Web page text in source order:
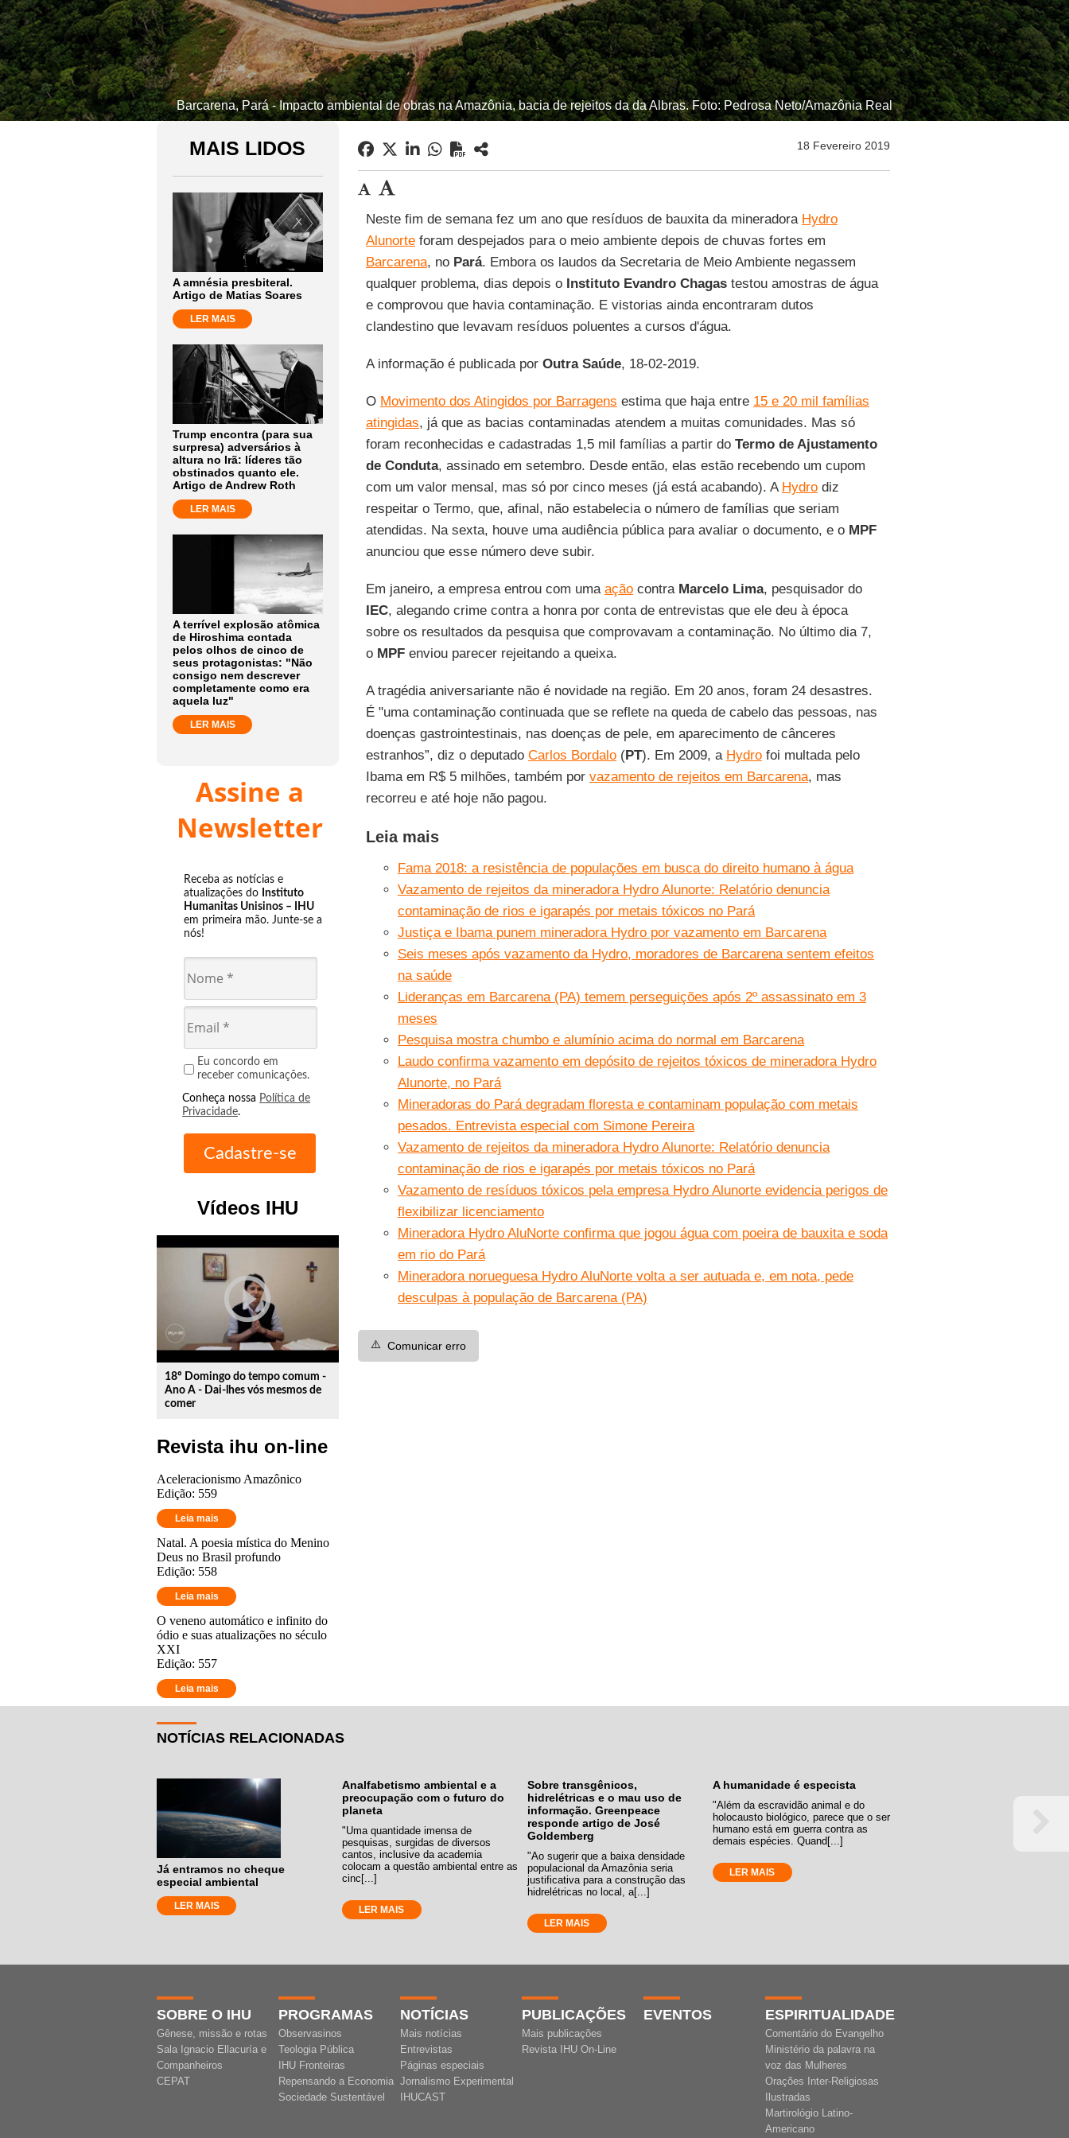
Barcarena, Pará - Impacto ambiental de obras na Amazônia, bacia de rejeitos da da Albras. Foto: Pedrosa Neto/Amazônia Real
MAIS LIDOS
A amnésia presbiteral.
Artigo de Matias Soares
LER MAIS
Trump encontra (para sua
surpresa) adversários à
altura no Irã: líderes tão
obstinados quanto ele.
Artigo de Andrew Roth
LER MAIS
A terrível explosão atômica
de Hiroshima contada
pelos olhos de cinco de
seus protagonistas: "Não
consigo nem descrever
completamente como era
aquela luz"
LER MAIS
Assine a
Newsletter
Receba as notícias e
atualizações do Instituto
Humanitas Unisinos – IHU
em primeira mão. Junte-se a
nós!
Eu concordo em
receber comunicações.
Conheça nossa Política de
Privacidade.
Vídeos IHU
play_circle_outline
18º Domingo do tempo comum -
Ano A - Dai-lhes vós mesmos de
comer
Revista ihu on-line
Aceleracionismo Amazônico
Edição: 559
Leia mais
Natal. A poesia mística do Menino
Deus no Brasil profundo
Edição: 558
Leia mais
O veneno automático e infinito do
ódio e suas atualizações no século
XXI
Edição: 557
Leia mais
18 Fevereiro 2019
Neste fim de semana fez um ano que resíduos de bauxita da mineradora Hydro
Alunorteforam despejados para o meio ambiente depois de chuvas fortes em
Barcarena, no Pará. Embora os laudos da Secretaria de Meio Ambiente negassem
qualquer problema, dias depois o Instituto Evandro Chagastestou amostras de água
e comprovou que havia contaminação. E vistorias ainda encontraram dutos
clandestino que levavam resíduos poluentes a cursos d'água.
A informação é publicada por Outra Saúde, 18-02-2019.
O Movimento dos Atingidos por Barragens estima que haja entre 15 e 20 mil famílias
atingidas, já que as bacias contaminadas atendem a muitas comunidades. Mas só
foram reconhecidas e cadastradas 1,5 mil famílias a partir do Termo de Ajustamento
de Conduta, assinado em setembro. Desde então, elas estão recebendo um cupom
com um valor mensal, mas só por cinco meses (já está acabando). A Hydrodiz
respeitar o Termo, que, afinal, não estabelecia o número de famílias que seriam
atendidas. Na sexta, houve uma audiência pública para avaliar o documento, e o MPF
anunciou que esse número deve subir.
Em janeiro, a empresa entrou com uma açãocontra Marcelo Lima, pesquisador do
IEC, alegando crime contra a honra por conta de entrevistas que ele deu à época
sobre os resultados da pesquisa que comprovavam a contaminação. No último dia 7,
o MPFenviou parecer rejeitando a queixa.
A tragédia aniversariante não é novidade na região. Em 20 anos, foram 24 desastres.
É "uma contaminação continuada que se reflete na queda de cabelo das pessoas, nas
doenças gastrointestinais, nas doenças de pele, em aparecimento de cânceres
estranhos”, diz o deputado Carlos Bordalo(PT). Em 2009, a Hydrofoi multada pelo
Ibama em R$ 5 milhões, também por vazamento de rejeitos em Barcarena, mas
recorreu e até hoje não pagou.
Leia mais
Fama 2018: a resistência de populações em busca do direito humano à água
Vazamento de rejeitos da mineradora Hydro Alunorte: Relatório denuncia
contaminação de rios e igarapés por metais tóxicos no Pará
Justiça e Ibama punem mineradora Hydro por vazamento em Barcarena
Seis meses após vazamento da Hydro, moradores de Barcarena sentem efeitos
na saúde
Lideranças em Barcarena (PA) temem perseguições após 2º assassinato em 3
meses
Pesquisa mostra chumbo e alumínio acima do normal em Barcarena
Laudo confirma vazamento em depósito de rejeitos tóxicos de mineradora Hydro
Alunorte, no Pará
Mineradoras do Pará degradam floresta e contaminam população com metais
pesados. Entrevista especial com Simone Pereira
Vazamento de rejeitos da mineradora Hydro Alunorte: Relatório denuncia
contaminação de rios e igarapés por metais tóxicos no Pará
Vazamento de resíduos tóxicos pela empresa Hydro Alunorte evidencia perigos de
flexibilizar licenciamento
Mineradora Hydro AluNorte confirma que jogou água com poeira de bauxita e soda
em rio do Pará
Mineradora norueguesa Hydro AluNorte volta a ser autuada e, em nota, pede
desculpas à população de Barcarena (PA)
⚠️ Comunicar erro
NOTÍCIAS RELACIONADAS
Já entramos no cheque
especial ambiental
LER MAIS
Analfabetismo ambiental e a
preocupação com o futuro do
planeta
"Uma quantidade imensa de
pesquisas, surgidas de diversos
cantos, inclusive da academia
colocam a questão ambiental entre as
cinc[...]
LER MAIS
Sobre transgênicos,
hidrelétricas e o mau uso de
informação. Greenpeace
responde artigo de José
Goldemberg
"Ao sugerir que a baixa densidade
populacional da Amazônia seria
justificativa para a construção das
hidrelétricas no local, a[...]
LER MAIS
A humanidade é especista
"Além da escravidão animal e do
holocausto biológico, parece que o ser
humano está em guerra contra as
demais espécies. Quand[...]
LER MAIS
SOBRE O IHU
Gênese, missão e rotas
Sala Ignacio Ellacuría e
Companheiros
CEPAT
PROGRAMAS
Observasinos
Teologia Pública
IHU Fronteiras
Repensando a Economia
Sociedade Sustentável
NOTÍCIAS
Mais notícias
Entrevistas
Páginas especiais
Jornalismo Experimental
IHUCAST
PUBLICAÇÕES
Mais publicações
Revista IHU On-Line
EVENTOS ESPIRITUALIDADE
Comentário do Evangelho
Ministério da palavra na
voz das Mulheres
Orações Inter-Religiosas
Ilustradas
Martirológio Latino-
Americano